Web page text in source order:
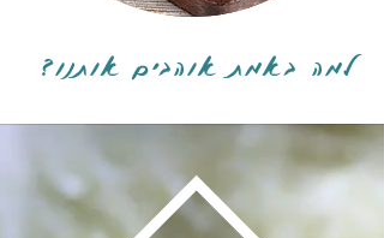
למה באמת אוהבים אותנו?